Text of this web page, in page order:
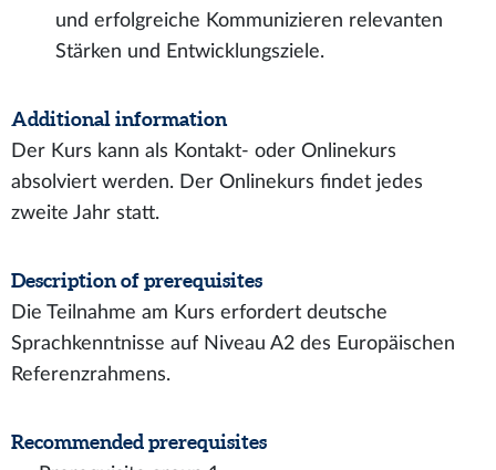
und erfolgreiche Kommunizieren relevanten
Stärken und Entwicklungsziele.
Additional information
Der Kurs kann als Kontakt- oder Onlinekurs
absolviert werden. Der Onlinekurs findet jedes
zweite Jahr statt.
Description of prerequisites
Die Teilnahme am Kurs erfordert deutsche
Sprachkenntnisse auf Niveau A2 des Europäischen
Referenzrahmens.
Recommended prerequisites